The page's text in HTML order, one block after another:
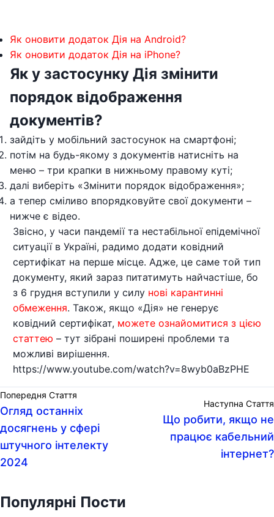
Як оновити додаток Дія на Android?
Як оновити додаток Дія на iPhone?
Як у застосунку Дія змінити
порядок відображення
документів?
зайдіть у мобільний застосунок на смартфоні;
потім на будь-якому з документів натисніть на
меню – три крапки в нижньому правому куті;
далі виберіть «Змінити порядок відображення»;
а тепер сміливо впорядковуйте свої документи –
нижче є відео.
Звісно, у часи пандемії та нестабільної епідемічної
ситуації в Україні, радимо додати ковідний
сертифікат на перше місце. Адже, це саме той тип
документу, який зараз питатимуть найчастіше, бо
з 6 грудня вступили у силу нові карантинні
обмеження. Також, якщо «Дія» не генерує
ковідний сертифікат, можете ознайомитися з цією
статтею – тут зібрані поширені проблеми та
можливі вирішення.
https://www.youtube.com/watch?v=8wyb0aBzPHE
Попередня Стаття
Огляд останніх
досягнень у сфері
штучного інтелекту
2024
Наступна Стаття
Що робити, якщо не
працює кабельний
інтернет?
Популярні Пости